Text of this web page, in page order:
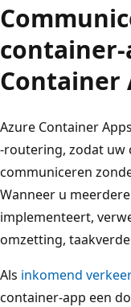
container-
Container
Azure Container
-routering, zodat uw
communiceren
Wanneer u
implementeert,
omzetting,
Als inkomend
container-app een